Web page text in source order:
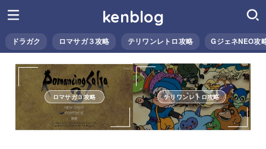
kenblog
ドラガク ロマサガ３攻略 テリワンレトロ攻略 GジェネNEO攻
ロマサガ３攻略 テリワンレトロ攻略